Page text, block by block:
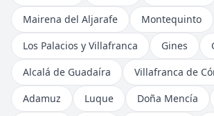
Mairena del Aljarafe
Montequinto
Los Palacios y Villafranca
Gines
Alcalá de Guadaíra
Villafranca de
Adamuz
Luque Doña Mencía